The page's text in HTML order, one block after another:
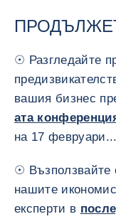
☉ Разгледайте
вашия бизнес
ата
на 17
☉ Възползвайте
нашите
експерти в